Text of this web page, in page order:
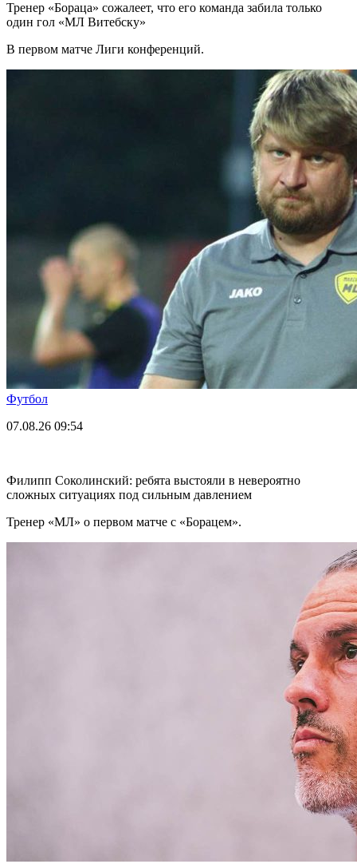
Тренер «Бораца» сожалеет, что его команда забила только
один гол «МЛ Витебску»
В первом матче Лиги конференций.
Футбол
07.08.26 09:54
Филипп Соколинский: ребята выстояли в невероятно
сложных ситуациях под сильным давлением
Тренер «МЛ» о первом матче с «Борацем».